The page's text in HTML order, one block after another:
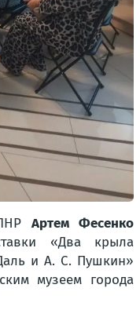
Артем Фесенко
«Два крыла
и А. С. Пушкин»
музеем города